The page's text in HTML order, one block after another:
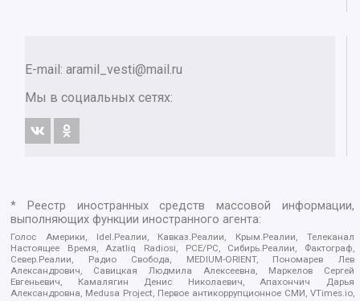
E-mail: aramil_vesti@mail.ru
Мы в социальных сетях:
* Реестр иностранных средств массовой информации,
выполняющих функции иностранного агента:
Голос Америки, Idel.Реалии, Кавказ.Реалии, Крым.Реалии, Телеканал
Настоящее Время, Azatliq Radiosi, PCE/PC, Сибирь.Реалии, Фактограф,
Север.Реалии, Радио Свобода, MEDIUM-ORIENT, Пономарев Лев
Александрович, Савицкая Людмила Алексеевна, Маркелов Сергей
Евгеньевич, Камалягин Денис Николаевич, Апахончич Дарья
Александровна, Medusa Project, Первое антикоррупционное СМИ, VTimes.io,